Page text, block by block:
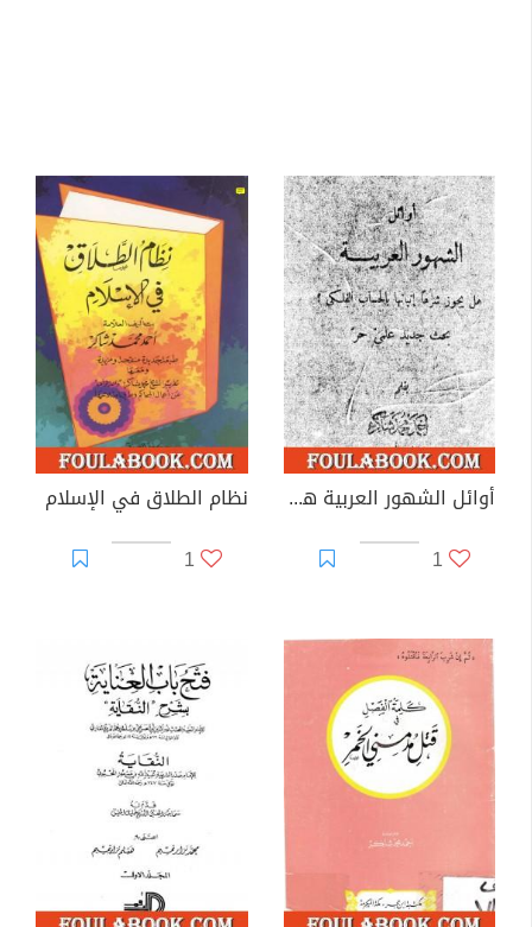
أوائل الشهور العربية هل يجوز شرعاً إثباتها بالحساب الفلكي؟
1
نظام الطلاق في الإسلام
1